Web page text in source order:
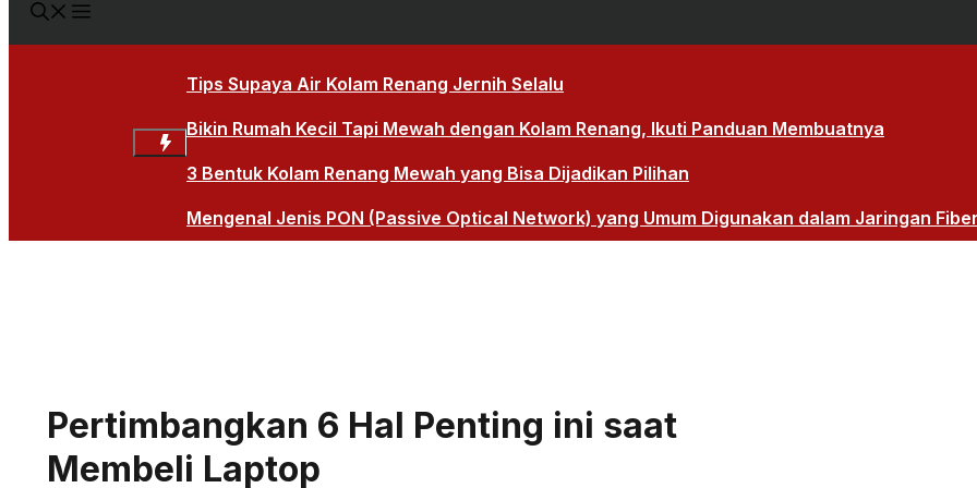
Tips Supaya Air Kolam Renang Jernih Selalu
Bikin Rumah Kecil Tapi Mewah dengan Kolam Renang, Ikuti Panduan Membuatnya
3 Bentuk Kolam Renang Mewah yang Bisa Dijadikan Pilihan
Mengenal Jenis PON (Passive Optical Network) yang Umum Digunakan dalam Jaringan
Pertimbangkan 6 Hal Penting ini saat
Membeli Laptop